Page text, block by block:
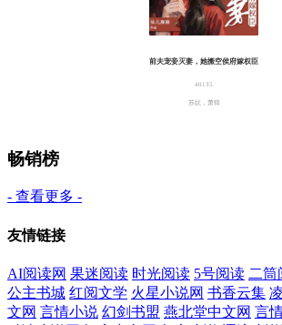
前夫宠妾灭妻，她搬空侯府嫁权臣
40135
苏妧，萧铎
畅销榜
- 查看更多 -
友情链接
AI阅读网 果迷阅读 时光阅读 5号阅读 二筒
公主书城 红阅文学 火星小说网 书香云集
文网 言情小说 幻剑书盟 燕北堂中文网 言